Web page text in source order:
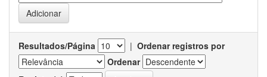
Resultados/Página | Ordenar registros por
Ordenar